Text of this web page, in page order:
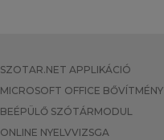
SZOTAR.NET APPLIKÁCIÓ
MICROSOFT OFFICE BŐVÍTMÉNY
BEÉPÜLŐ SZÓTÁRMODUL
ONLINE NYELVVIZSGA